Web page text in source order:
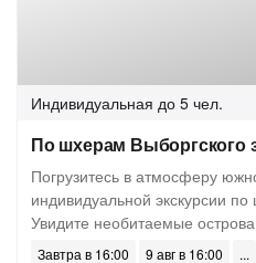
Индивидуальная до 5 чел.
По шхерам Выборгского
Погрузитесь в атмосферу
индивидуальной экскурсии
Увидите необитаемые
Завтра в 16:00
9 авг в 16:00